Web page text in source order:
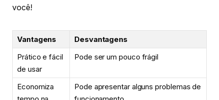
você!
Vantagens
Desvantagens
Prático e fácil
de usar
Pode ser um pouco frágil
Economiza
Pode apresentar alguns problemas de